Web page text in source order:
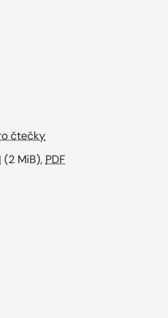
čtečky
(2 MiB), PDF